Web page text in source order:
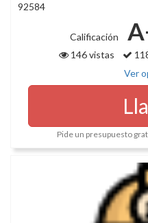
92584
Calificación
146 vistas
Ver
Pide un presupuesto